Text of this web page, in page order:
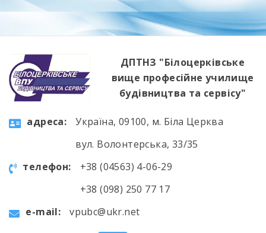
ДПТНЗ "Білоцерківське
вище професійне училище
будівництва та сервісу"
aдресa:
Україна, 09100, м. Біла Церква
вул. Волонтерська, 33/35
телефон:
+38 (04563) 4-06-29
+38 (098) 250 77 17
e-mail:
vpubc@ukr.net